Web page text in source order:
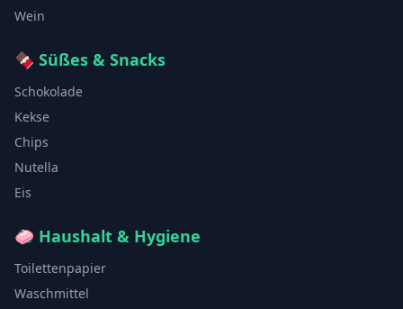
Wein
🍫 Süßes & Snacks
Schokolade
Kekse
Chips
Nutella
Eis
🧼 Haushalt & Hygiene
Toilettenpapier
Waschmittel